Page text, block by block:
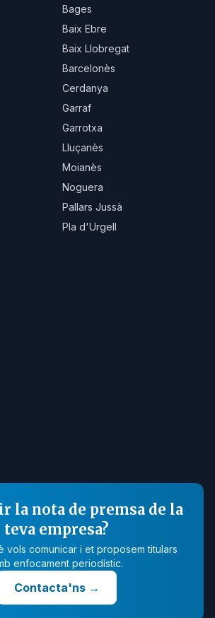
Bages
Baix Ebre
Baix Llobregat
Barcelonès
Cerdanya
Garraf
Garrotxa
Lluçanès
Moianès
Noguera
Pallars Jussà
Pla d'Urgell
la nota de premsa de la
teva empresa?
vols comunicar i et proposem titulars
enfocament periodístic.
Contacta'ns→